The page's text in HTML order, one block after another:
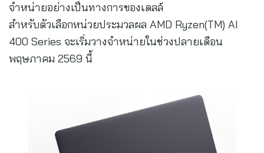
จำหน่ายอย่างเป็นทางการของเดลล์
สำหรับตัวเลือกหน่วยประมวลผล AMD Ryzen(TM) AI
400 Series จะเริ่มวางจำหน่ายในช่วงปลายเดือน
พฤษภาคม 2569 นี้